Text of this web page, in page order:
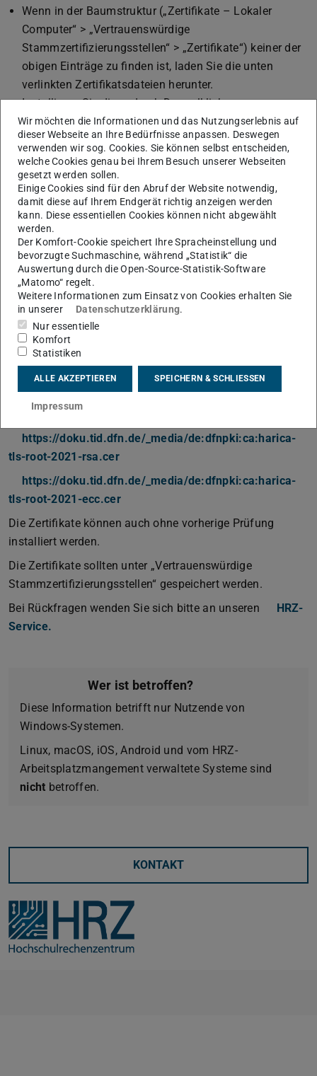
Wenn in der Baumstruktur („Zertifikate – Lokaler
Computer“ > „Vertrauenswürdige
Stammzertifizierungsstellen“ > „Zertifikate“) keiner der
obigen Einträge zu finden ist, laden Sie die unten
verlinkten Zertifikatsdateien herunter.
Installieren Sie diese durch Doppelklick.
Zertifikate installieren für einzelne Nutzende
Ohne Adminrechte können die Zertifikate auch für
den/dieaktuelle_n Nutzende_ninstalliert werden. Gehen
Sie folgendermaßen vor:
Suchen Sie im Windows-Startmenü nach
„Benutzerzertifikate“ verwalten„.
Öffnen Sie die Anwendung.
Wenn in der Baumstruktur (“Zertifikate – Lokaler
Computer„ > “Vertrauenswürdige
Stammzertifizierungsstellen„ > “Zertifikate") keiner der
obigen Einträge zu finden ist, laden Sie die unten
verlinkten Zertifikatsdateien herunter.
Installieren Sie diese durch Doppelklick.
Download der Zertifikate
Unter diesen Links können Sie die Zertifikatsdateien
herunterladen:
https://doku.tid.dfn.de/_media/de:dfnpki:ca:harica-
tls-root-2021-rsa.cer
https://doku.tid.dfn.de/_media/de:dfnpki:ca:harica-
tls-root-2021-ecc.cer
Die Zertifikate können auch ohne vorherige Prüfung
installiert werden.
Die Zertifikate sollten unter „Vertrauenswürdige
Stammzertifizierungsstellen“ gespeichert werden.
Bei Rückfragen wenden Sie sich bitte an unseren
HRZ-
Service.
Wer ist betroffen?
Diese Information betrifft nur Nutzende von
Windows-Systemen.
Linux, macOS, iOS, Android und vom HRZ-
Arbeitsplatzmangement verwaltete Systeme sind
nicht betroffen.
KONTAKT
Wir möchten die Informationen und das Nutzungserlebnis auf
dieser Webseite an Ihre Bedürfnisse anpassen. Deswegen
verwenden wir sog. Cookies. Sie können selbst entscheiden,
welche Cookies genau bei Ihrem Besuch unserer Webseiten
gesetzt werden sollen.
Einige Cookies sind für den Abruf der Website notwendig,
damit diese auf Ihrem Endgerät richtig anzeigen werden
kann. Diese essentiellen Cookies können nicht abgewählt
werden.
Der Komfort-Cookie speichert Ihre Spracheinstellung und
bevorzugte Suchmaschine, während „Statistik“ die
Auswertung durch die Open-Source-Statistik-Software
„Matomo“ regelt.
Weitere Informationen zum Einsatz von Cookies erhalten Sie
in unserer
Datenschutzerklärung.
Nur essentielle
Komfort
Statistiken
ALLE AKZEPTIEREN SPEICHERN & SCHLIESSEN
Impressum